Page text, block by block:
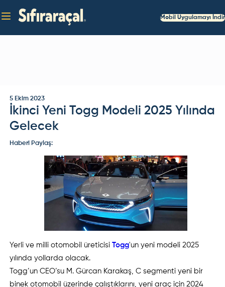
Mobil Uygulamayı İndir
5 Ekim 2023
İkinci Yeni Togg Modeli 2025 Yılında
Gelecek
Haberi Paylaş:
Yerli ve milli otomobil üreticisiTogg'un yeni modeli 2025
yılında yollarda olacak.
Togg’un CEO’su M. Gürcan Karakaş, C segmenti yeni bir
binek otomobil üzerinde çalıştıklarını, yeni araç için 2024